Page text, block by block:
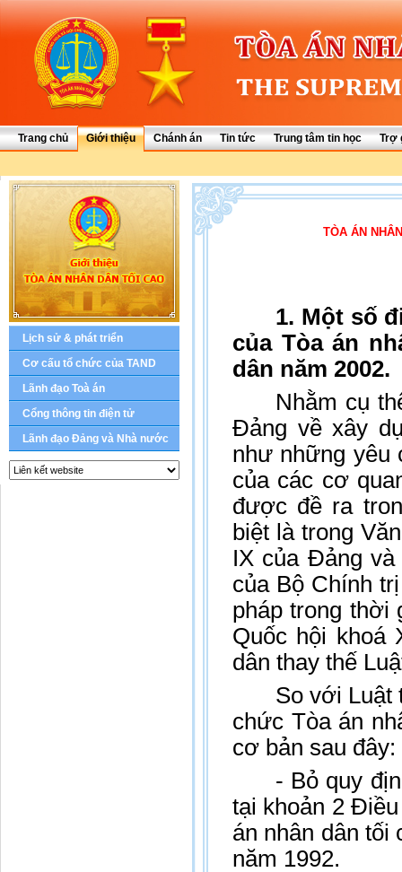
Trang chủ Giới thiệu Chánh án Tin tức Trung tâm tin học Trợ
Lịch sử & phát triển
Cơ cấu tổ chức của TAND
Lãnh đạo Toà án
Cổng thông tin điện tử
Lãnh đạo Đảng và Nhà nước
TÒA ÁN
1. Một số
của Tòa án
dân năm 2002.
Nhằm cụ
Đảng về xây
như những yêu
của các cơ
được đề ra
biệt là trong
IX của Đảng và
của Bộ Chính
pháp trong thời
Quốc hội khoá
dân thay thế
So với Luật
chức Tòa án
cơ bản sau đây:
- Bỏ quy
tại khoản 2
án nhân dân tối
năm 1992.